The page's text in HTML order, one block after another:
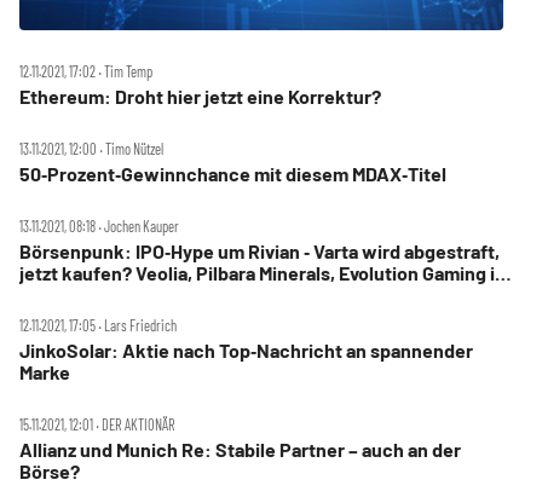
12.11.2021, 17:02 ‧ Tim Temp
Ethereum: Droht hier jetzt eine Korrektur?
13.11.2021, 12:00 ‧ Timo Nützel
50‑Prozent‑Gewinnchance mit diesem MDAX‑Titel
13.11.2021, 08:18 ‧ Jochen Kauper
Börsenpunk: IPO‑Hype um Rivian ‑ Varta wird abgestraft,
jetzt kaufen? Veolia, Pilbara Minerals, Evolution Gaming im
12.11.2021, 17:05 ‧ Lars Friedrich
JinkoSolar: Aktie nach Top‑Nachricht an spannender
Marke
15.11.2021, 12:01 ‧ DER AKTIONÄR
Allianz und Munich Re: Stabile Partner – auch an der
Börse?